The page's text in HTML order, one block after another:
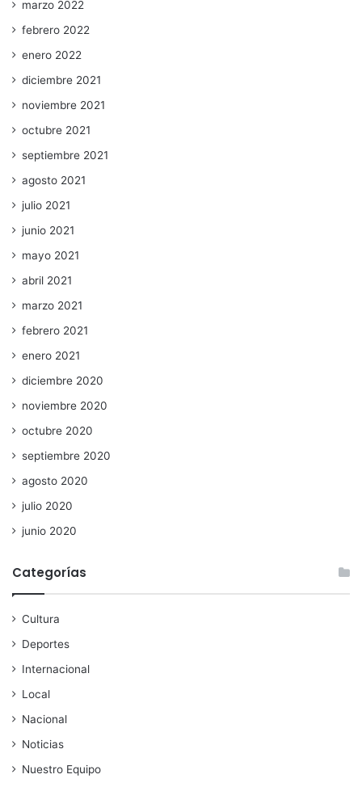
marzo 2022
febrero 2022
enero 2022
diciembre 2021
noviembre 2021
octubre 2021
septiembre 2021
agosto 2021
julio 2021
junio 2021
mayo 2021
abril 2021
marzo 2021
febrero 2021
enero 2021
diciembre 2020
noviembre 2020
octubre 2020
septiembre 2020
agosto 2020
julio 2020
junio 2020
Categorías
Cultura
Deportes
Internacional
Local
Nacional
Noticias
Nuestro Equipo